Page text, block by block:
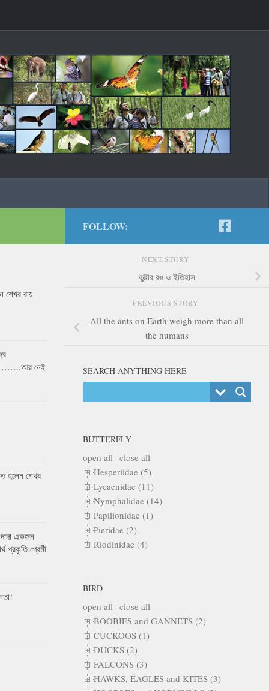
FOLLOW:
NEXT STORY
ভুট্টার রঙ ও ইতিহাস
PREVIOUS STORY
All the ants on Earth weigh more than all
the humans
SEARCH ANYTHING HERE
BUTTERFLY
open all | close all
Hesperiidae (5)
Lycaenidae (11)
Nymphalidae (14)
Papilionidae (1)
Pieridae (2)
Riodinidae (4)
BIRD
open all | close all
BOOBIES and GANNETS (2)
CUCKOOS (1)
DUCKS (2)
FALCONS (3)
HAWKS, EAGLES and KITES (3)
রায়
নেই
হলেন শেখর
একজন
প্রকৃতি প্রেমী